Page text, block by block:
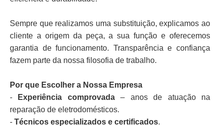
Sempre que realizamos uma substituição, explicamos ao
cliente a origem da peça, a sua função e oferecemos
garantia de funcionamento. Transparência e confiança
fazem parte da nossa filosofia de trabalho.
Por que Escolher a Nossa Empresa
-
Experiência comprovada– anos de atuação na
reparação de eletrodomésticos.
- Técnicos especializados e certificados.